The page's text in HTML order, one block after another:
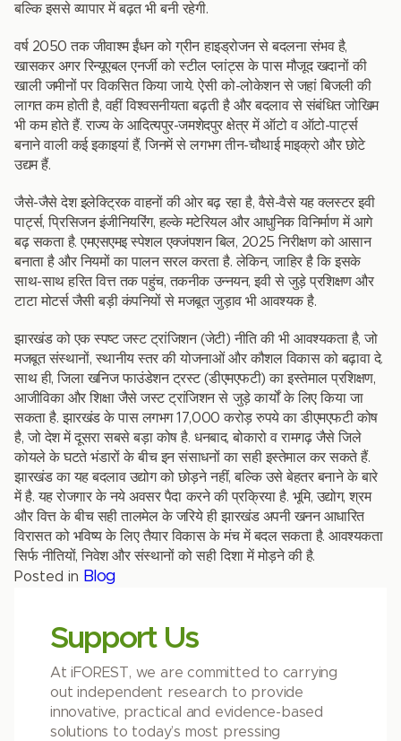
बल्कि इससे व्यापार में बढ़त भी बनी रहेगी.
वर्ष 2050 तक जीवाश्म ईंधन को ग्रीन हाइड्रोजन से बदलना संभव है,
खासकर अगर रिन्यूएबल एनर्जी को स्टील प्लांट्स के पास मौजूद खदानों की
खाली जमीनों पर विकसित किया जाये. ऐसी को-लोकेशन से जहां बिजली की
लागत कम होती है, वहीं विश्वसनीयता बढ़ती है और बदलाव से संबंधित जोखिम
भी कम होते हैं. राज्य के आदित्यपुर-जमशेदपुर क्षेत्र में ऑटो व ऑटो-पार्ट्स
बनाने वाली कई इकाइयां हैं, जिनमें से लगभग तीन-चौथाई माइक्रो और छोटे
उद्यम हैं.
जैसे-जैसे देश इलेक्ट्रिक वाहनों की ओर बढ़ रहा है, वैसे-वैसे यह क्लस्टर इवी
पार्ट्स, प्रिसिजन इंजीनियरिंग, हल्के मटेरियल और आधुनिक विनिर्माण में आगे
बढ़ सकता है. एमएसएमइ स्पेशल एक्जंपशन बिल, 2025 निरीक्षण को आसान
बनाता है और नियमों का पालन सरल करता है. लेकिन, जाहिर है कि इसके
साथ-साथ हरित वित्त तक पहुंच, तकनीक उन्नयन, इवी से जुड़े प्रशिक्षण और
टाटा मोटर्स जैसी बड़ी कंपनियों से मजबूत जुड़ाव भी आवश्यक है.
झारखंड को एक स्पष्ट जस्ट ट्रांजिशन (जेटी) नीति की भी आवश्यकता है, जो
मजबूत संस्थानों, स्थानीय स्तर की योजनाओं और कौशल विकास को बढ़ावा दे.
साथ ही, जिला खनिज फाउंडेशन ट्रस्ट (डीएमएफटी) का इस्तेमाल प्रशिक्षण,
आजीविका और शिक्षा जैसे जस्ट ट्रांजिशन से जुड़े कार्यों के लिए किया जा
सकता है. झारखंड के पास लगभग 17,000 करोड़ रुपये का डीएमएफटी कोष
है, जो देश में दूसरा सबसे बड़ा कोष है. धनबाद, बोकारो व रामगढ़ जैसे जिले
कोयले के घटते भंडारों के बीच इन संसाधनों का सही इस्तेमाल कर सकते हैं.
झारखंड का यह बदलाव उद्योग को छोड़ने नहीं, बल्कि उसे बेहतर बनाने के बारे
में है. यह रोजगार के नये अवसर पैदा करने की प्रक्रिया है. भूमि, उद्योग, श्रम
और वित्त के बीच सही तालमेल के जरिये ही झारखंड अपनी खनन आधारित
विरासत को भविष्य के लिए तैयार विकास के मंच में बदल सकता है. आवश्यकता
सिर्फ नीतियों, निवेश और संस्थानों को सही दिशा में मोड़ने की है.
Posted in Blog
Support Us
At iFOREST, we are committed to carrying
out independent research to provide
innovative, practical and evidence-based
solutions to today’s most pressing